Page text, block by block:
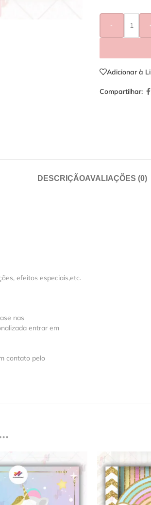
-
Adicionar à
Compartilhar:
DESCRIÇÃOAVALIAÇÕES (0)
efeitos especiais,etc.
nas
entrar em
contato pelo